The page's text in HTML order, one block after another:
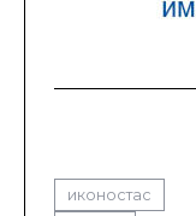
иконостас